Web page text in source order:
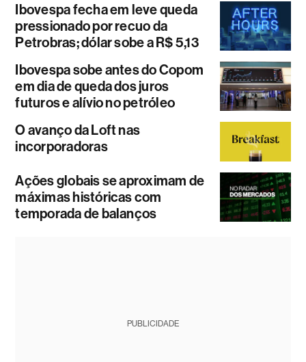
Ibovespa fecha em leve queda
pressionado por recuo da
Petrobras; dólar sobe a R$ 5,13
Ibovespa sobe antes do Copom
em dia de queda dos juros
futuros e alívio no petróleo
O avanço da Loft nas
incorporadoras
Ações globais se aproximam de
máximas históricas com
temporada de balanços
PUBLICIDADE